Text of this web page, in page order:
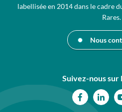
labellisée en 2014 dans le cadre
Rares.
Nous
Suivez-nous sur